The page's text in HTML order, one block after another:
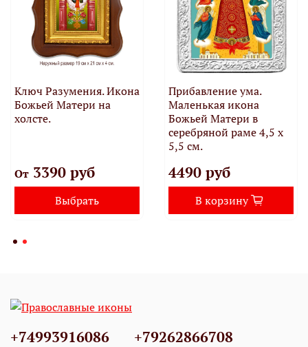
Ключ Разумения. Икона
Божьей Матери на
холсте.
От3390 руб
Выбрать
Прибавление ума.
Маленькая икона
Божьей Матери в
серебряной раме 4,5 х
5,5 см.
4490 руб
В корзину
+74993916086 +79262866708